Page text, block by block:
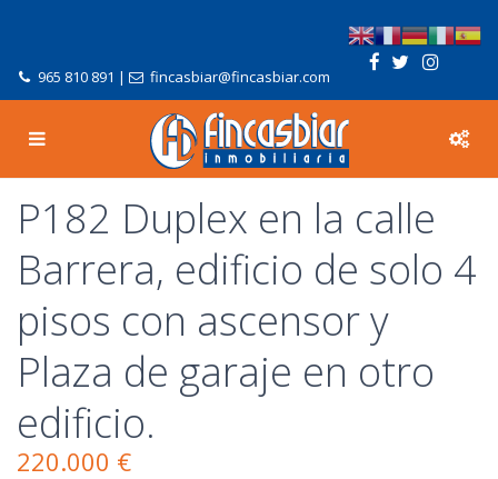
965 810 891 | fincasbiar@fincasbiar.com
P182 Duplex en la calle
Barrera, edificio de solo 4
pisos con ascensor y
Plaza de garaje en otro
edificio.
220.000 €